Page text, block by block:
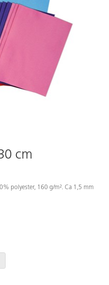
cm
polyester, 160 g/m². Ca 1,5 mm